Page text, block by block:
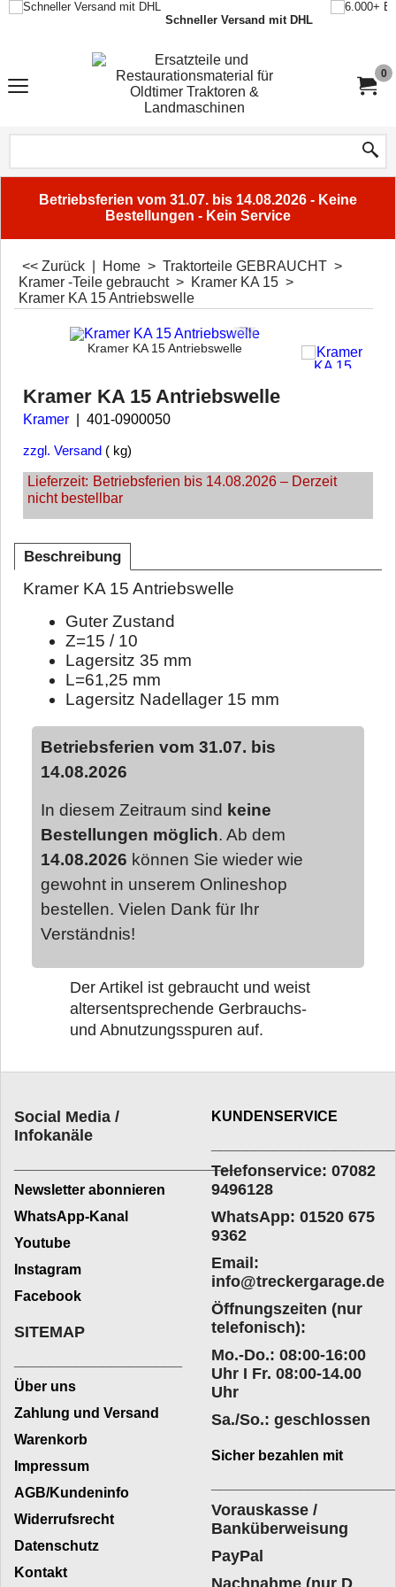
Schneller Versand mit DHL
0
Betriebsferien vom 31.07. bis 14.08.2026 - Keine
Bestellungen - Kein Service
<< Zurück Home > Traktorteile GEBRAUCHT >
Kramer -Teile gebraucht> Kramer KA 15 >
Kramer KA 15 Antriebswelle
Kramer KA 15 Antriebswelle
Kramer KA 15 Antriebswelle
Kramer 401-0900050
zzgl. Versand kg
Lieferzeit: Betriebsferien bis 14.08.2026 – Derzeit
nicht bestellbar
Beschreibung
Kramer KA 15 Antriebswelle
Guter Zustand
Z=15 / 10
Lagersitz 35 mm
L=61,25 mm
Lagersitz Nadellager 15 mm
Betriebsferien vom 31.07. bis
14.08.2026
In diesem Zeitraum sind keine
Bestellungen möglich. Ab dem
14.08.2026 können Sie wieder wie
gewohnt in unserem Onlineshop
bestellen. Vielen Dank für Ihr
Verständnis!
Der Artikel ist gebraucht und weist
altersentsprechende Gerbrauchs-
und Abnutzungsspuren auf.
Social Media /
Infokanäle
_________________________
Newsletter abonnieren
WhatsApp-Kanal
Youtube
Instagram
Facebook
KUNDENSERVICE
Telefonservice: 07082
9496128
WhatsApp: 01520 675
9362
Email:
info@treckergarage.de
Öffnungszeiten (nur
telefonisch):
Mo.-Do.: 08:00-16:00
Uhr I Fr. 08:00-14.00
Uhr
Sa./So.: geschlossen
SITEMAP
Über uns
Zahlung und Versand
Warenkorb
Impressum
AGB/Kundeninfo
Widerrufsrecht
Datenschutz
Kontakt
Sicher bezahlen mit
Vorauskasse /
Banküberweisung
PayPal
Nachnahme (nur D